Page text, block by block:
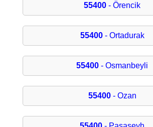
55400 - Örencik
55400- Ortadurak
55400 - Osmanbeyli
55400- Ozan